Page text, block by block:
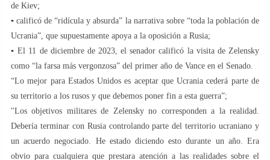
de Kiev;
▪️ calificó de “ridícula y absurda” la narrativa sobre “toda la población de
Ucrania”, que supuestamente apoya a la oposición a Rusia;
▪️ El 11 de diciembre de 2023, el senador calificó la visita de Zelensky
como “la farsa más vergonzosa” del primer año de Vance en el Senado.
“Lo mejor para Estados Unidos es aceptar que Ucrania cederá parte de
su territorio a los rusos y que debemos poner fin a esta guerra”;
"Los objetivos militares de Zelensky no corresponden a la realidad.
Debería terminar con Rusia controlando parte del territorio ucraniano y
un acuerdo negociado. He estado diciendo esto durante un año. Era
obvio para cualquiera que prestara atención a las realidades sobre el